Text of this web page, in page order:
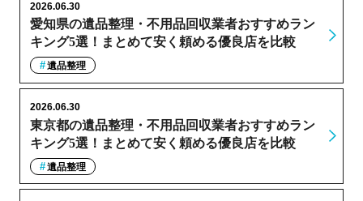
愛知県の遺品整理・不用品回収業者おすすめラン
キング5選！まとめて安く頼める優良店を比較
2026.06.30
遺品整理
東京都の遺品整理・不用品回収業者おすすめラン
キング5選！まとめて安く頼める優良店を比較
2026.06.30
遺品整理